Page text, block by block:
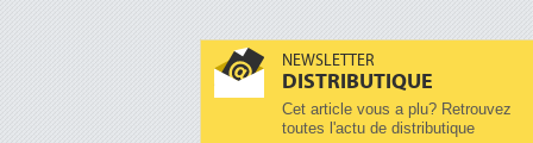
NEWSLETTER
DISTRIBUTIQUE
Cet article vous a plu? Retrouvez
toutes l'actu de distributique